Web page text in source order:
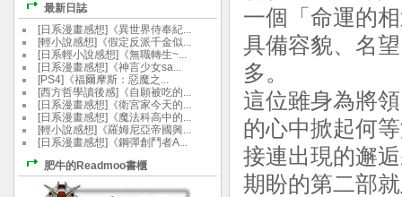
一個「命運的
具備容貌、名
多。
這位雖身為將
的心中掀起何
接連出現的邂
期盼的第二部
最新日誌
[日系漫畫感想]《異世界侍奉紀...
[輕小說感想]《假定反派千金似...
[日系輕小說感想]《無職轉生~...
[日系漫畫感想]《神言少女sa...
[PS4]《福爾摩斯：惡魔之...
[西方哲學讀後感]《自願被吃的...
[日系漫畫感想]《衛宮家今天的...
[日系漫畫感想]《魔法科高中的...
[輕小說感想]《羅姆尼亞帝國興...
[日系漫畫感想]《鋼彈創鬥者A...
肥牛的Readmoo書櫃